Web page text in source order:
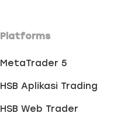
Platforms
MetaTrader 5
HSB Aplikasi Trading
HSB Web Trader